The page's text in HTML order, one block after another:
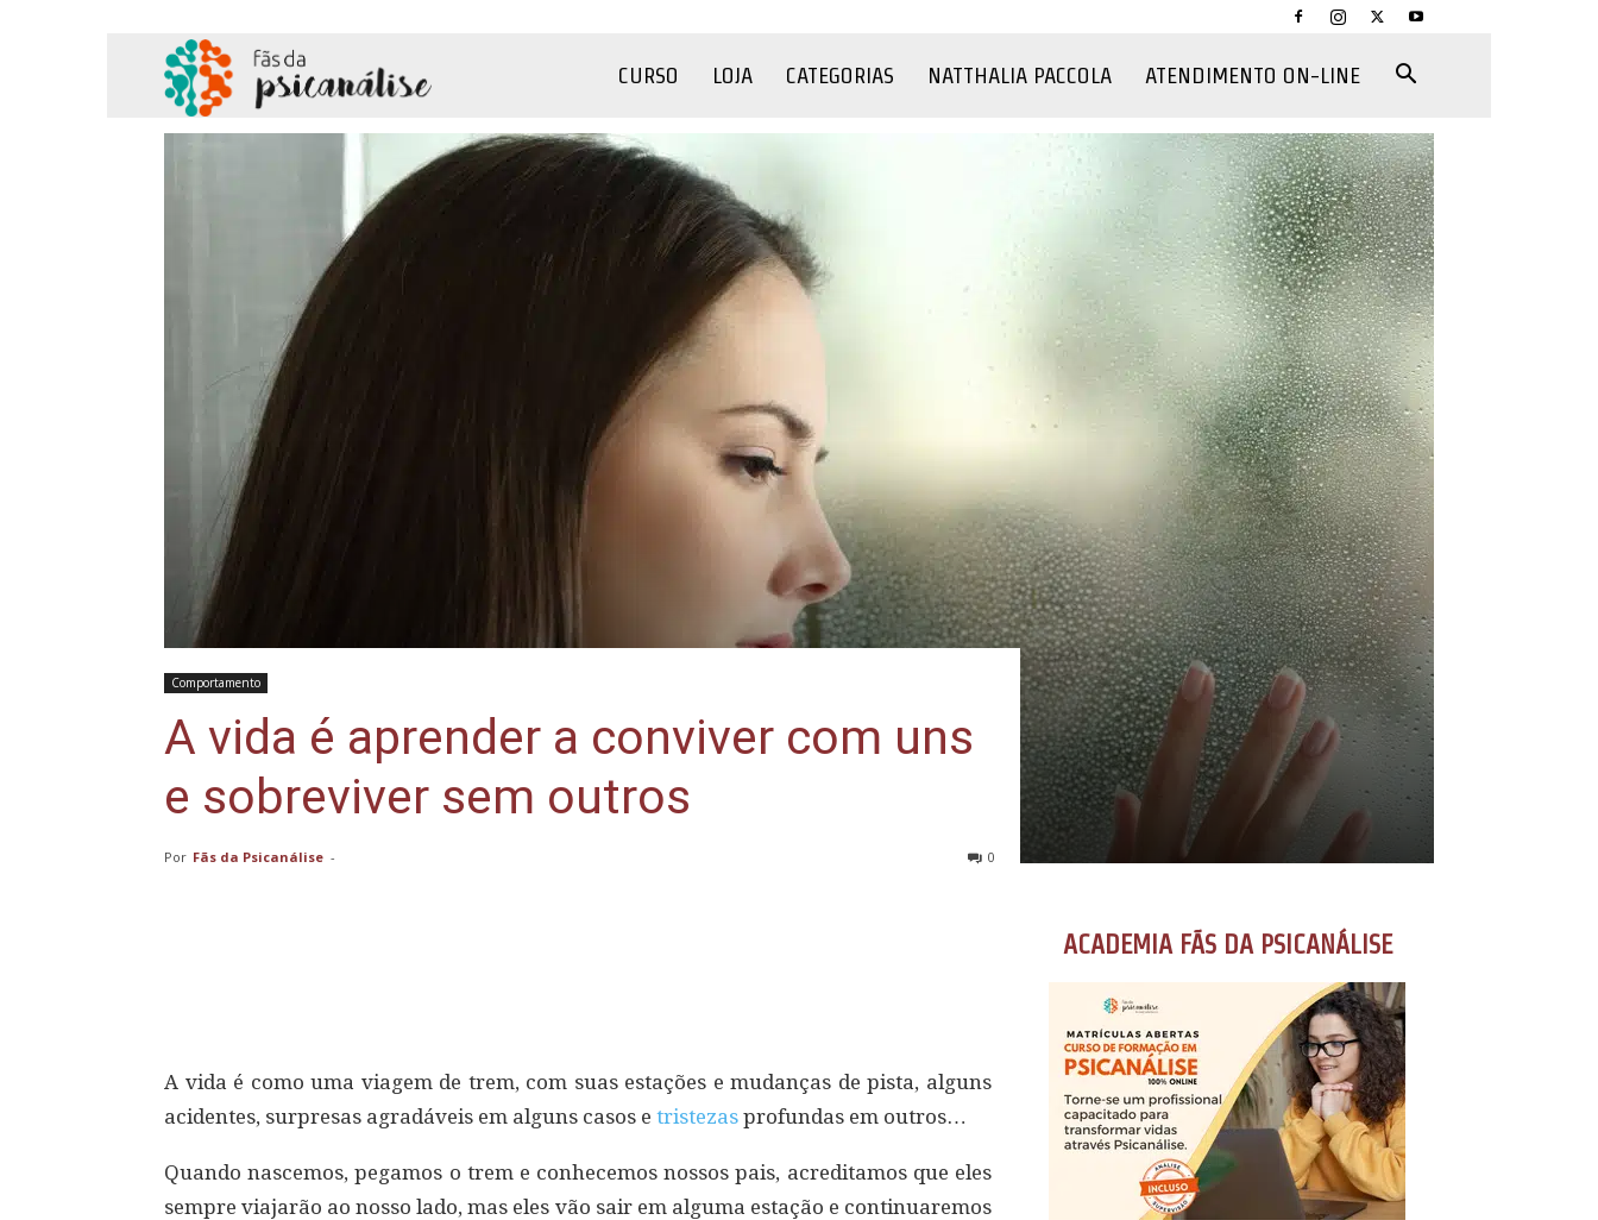
da
CURSO LOJA CATEGORIAS NATTHALIA PACCOLA ATENDIMENTO ON-LINE
Comportamento
A vida é aprender a conviver com uns
e sobreviver sem outros
Por Fãs da Psicanálise - 0
A vida é como uma viagem de trem, com suas estações e mudanças de pista, alguns
acidentes, surpresas agradáveis em alguns casos e tristezas profundas em outros…
Quando nascemos, pegamos o trem e conhecemos nossos pais, acreditamos que eles
sempre viajarão ao nosso lado, mas eles vão sair em alguma estação e continuaremos
ACADEMIA FÃS DA PSICANÁLISE